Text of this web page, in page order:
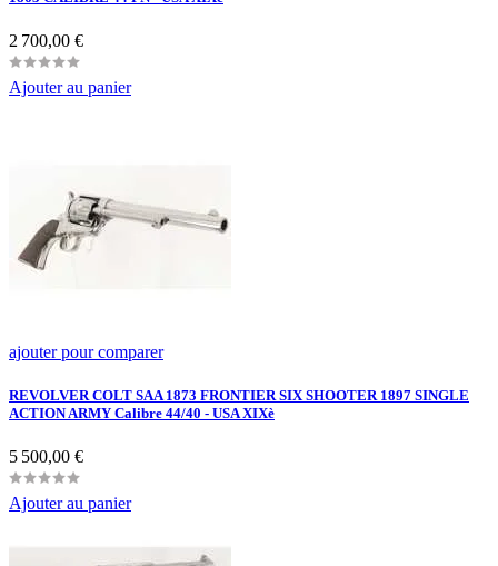
Prix
2 700,00 €
Ajouter au panier
ajouter pour comparer
REVOLVER COLT SAA 1873 FRONTIER SIX SHOOTER 1897 SINGLE
ACTION ARMY Calibre 44/40 - USA XIXè
Prix
5 500,00 €
Ajouter au panier